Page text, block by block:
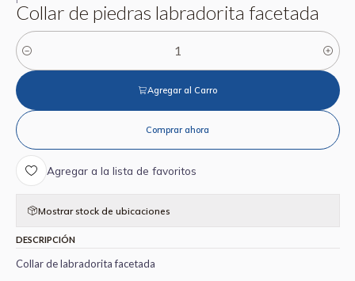
Collar de piedras labradorita facetada
Cantidad
Agregar al Carro
Comprar ahora
Agregar a la lista de favoritos
Mostrar stock de ubicaciones
DESCRIPCIÓN
Collar de labradorita facetada